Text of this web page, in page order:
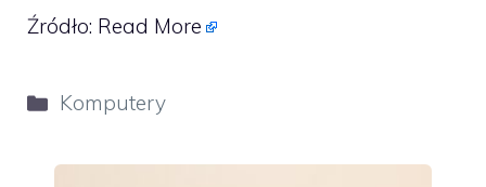
Źródło: Read More
Kategorie
Komputery